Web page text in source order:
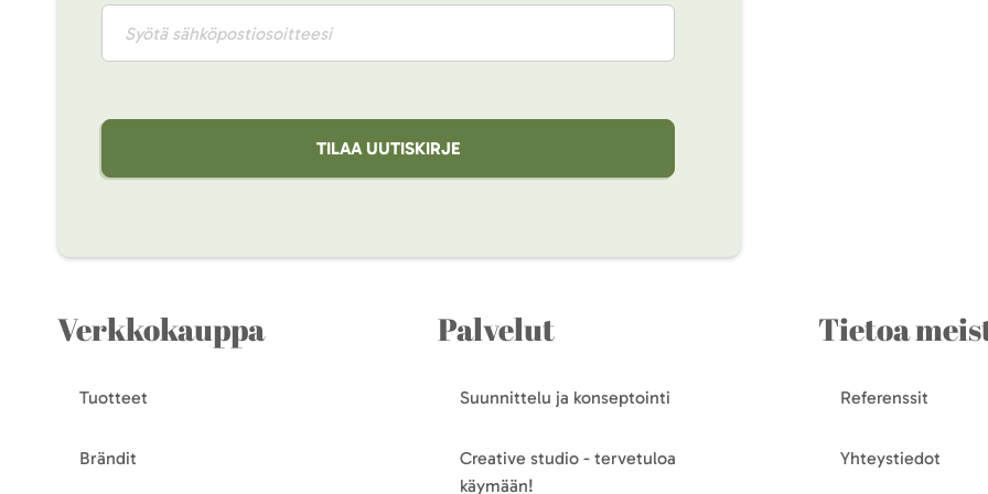
TILAA UUTISKIRJE
Verkkokauppa
Tuotteet
Brändit
Palvelut
Suunnittelu ja konseptointi
Creative studio - tervetuloa
käymään!
Tietoa
Referenssit
Yhteystiedot